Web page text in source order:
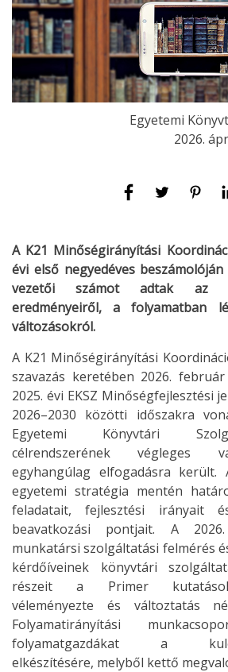
Egyetemi
2026.
A K21 Minőségirányítási
évi első negyedéves
vezetői számot adtak az
eredményeiről, a folyamatban
változásokról.
A K21 Minőségirányítási
szavazás keretében 2026.
2025. évi EKSZ Minőségfejlesztési
2026–2030 közötti időszakra
Egyetemi Könyvtári
célrendszerének végleges
egyhangúlag elfogadásra került.
egyetemi stratégia mentén
feladatait, fejlesztési irányait
beavatkozási pontjait. A
munkatársi szolgáltatási felmérés
kérdőíveinek könyvtári
részeit a Primer
véleményezte és változtatás
Folyamatirányítási
folyamatgazdákat a
elkészítésére, melyből kettő